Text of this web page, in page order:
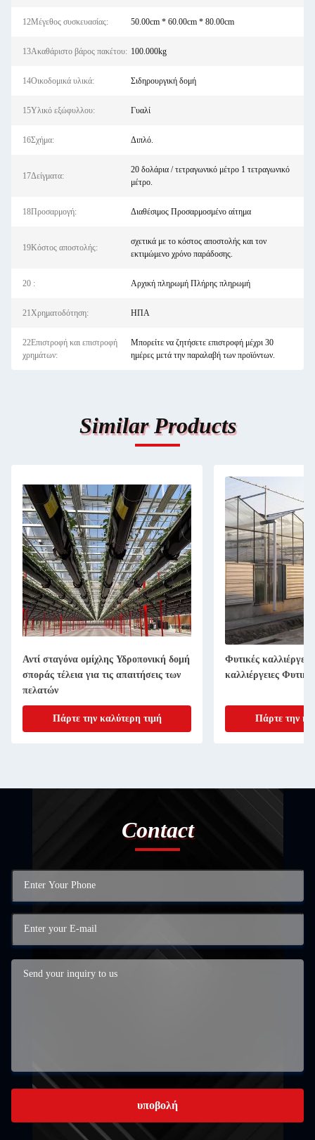
12Μέγεθος συσκευασίας: 50.00cm * 60.00cm * 80.00cm
13Ακαθάριστο βάρος πακέτου: 100.000kg
14Οικοδομικά υλικά: Σιδηρουργική δομή
15Υλικό εξώφυλλου: Γυαλί
16Σχήμα: Διπλό.
17Δείγματα:
20 δολάρια / τετραγωνικό μέτρο 1 τετραγωνικό
μέτρο.
18Προσαρμογή: Διαθέσιμος Προσαρμοσμένο αίτημα
19Κόστος αποστολής:
σχετικά με το κόστος αποστολής και τον
εκτιμώμενο χρόνο παράδοσης.
20 : Αρχική πληρωμή Πλήρης πληρωμή
21Χρηματοδότηση: ΗΠΑ
22Επιστροφή και επιστροφή
χρημάτων:
Μπορείτε να ζητήσετε επιστροφή μέχρι 30
ημέρες μετά την παραλαβή των προϊόντων.
Similar Products
Αντί σταγόνα ομίχλης Υδροπονική δομή
σποράς τέλεια για τις απαιτήσεις των
πελατών
Πάρτε την καλύτερη τιμή
Φυτικές
καλλιέργειες
Πάρτε την
Contact
υποβολή